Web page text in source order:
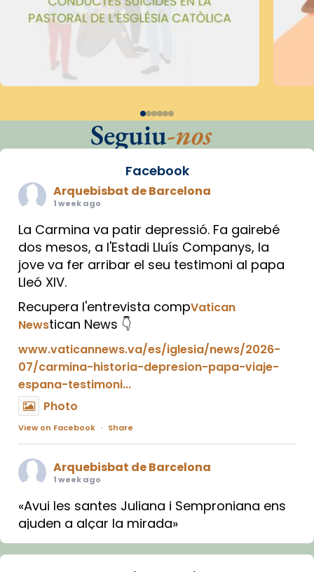
Seguiu-nos
Facebook
Arquebisbat de Barcelona
1 week ago
La Carmina va patir depressió. Fa gairebé
dos mesos, a l'Estadi Lluís Companys, la
jove va fer arribar el seu testimoni al papa
Lleó XIV.
Recupera l'entrevista compVatican
Newstican News 👇
www.vaticannews.va/es/iglesia/news/2026-
07/carmina-historia-depresion-papa-viaje-
espana-testimoni...
Photo
View on Facebook · Share
Arquebisbat de Barcelona
1 week ago
«Avui les santes Juliana i Semproniana ens
ajuden a alçar la mirada»
Mons. Sergi Gordo, bisbe de Tortosa, ha